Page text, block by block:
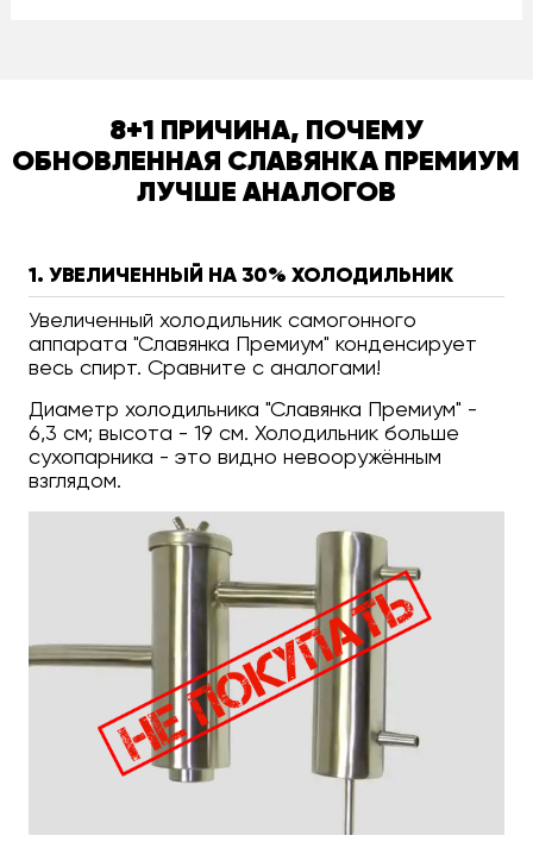
8+1 ПРИЧИНА, ПОЧЕМУ
ОБНОВЛЕННАЯ СЛАВЯНКА ПРЕМИУМ
ЛУЧШЕ АНАЛОГОВ
1. УВЕЛИЧЕННЫЙ НА 30% ХОЛОДИЛЬНИК
Увеличенный холодильник самогонного
аппарата "Славянка Премиум" конденсирует
весь спирт. Сравните с аналогами!
Диаметр холодильника "Славянка Премиум" -
6,3 см; высота - 19 см. Холодильник больше
сухопарника - это видно невооружённым
взглядом.